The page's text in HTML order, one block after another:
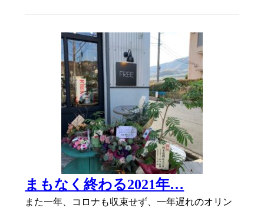
まもなく終わる2021年…
また一年、コロナも収束せず、一年遅れのオリン